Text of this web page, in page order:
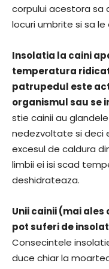
corpului acestora sa
locuri umbrite si sa
Insolatia la caini
temperatura
patrupedul este
organismul sau se
stie cainii au
nedezvoltate si deci
excesul de caldura
limbii ei isi scad
deshidrateaza.
Unii cainii (mai
pot suferi de
Consecintele
duce chiar la